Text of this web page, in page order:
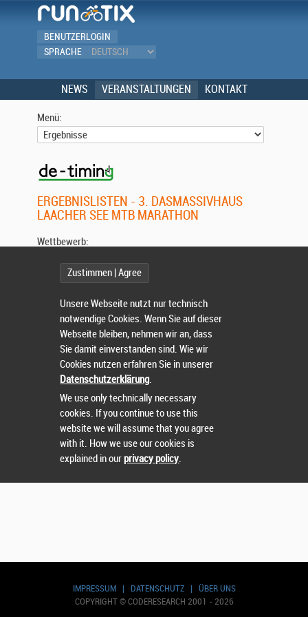
BENUTZERLOGIN
SPRACHE
NEWS VERANSTALTUNGEN KONTAKT
Menü:
ERGEBNISLISTEN - 3. DASMASSIVHAUS
LAACHER SEE MTB MARATHON
IMPRESSUM| DATENSCHUTZ| ÜBER UNS
COPYRIGHT © CODERESEARCH 2001 - 2026
Wettbewerb:
Wählen Sie einen Wettbewerb.
Zustimmen | Agree
Unsere Webseite nutzt nur technisch
notwendige Cookies. Wenn Sie auf dieser
Webseite bleiben, nehmen wir an, dass
Sie damit einverstanden sind. Wie wir
Cookies nutzen erfahren Sie in unserer
Datenschutzerklärung.
We use only technically necessary
cookies. If you continue to use this
website we will assume that you agree
with it. How we use our cookies is
explained in ourprivacy policy.